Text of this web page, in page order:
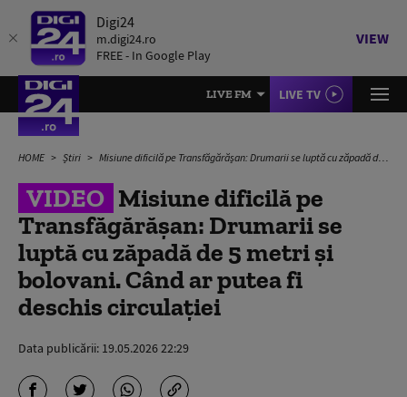
Digi24
m.digi24.ro
FREE - In Google Play
VIEW
LIVE FM LIVE TV
HOME Știri Misiune dificilă pe Transfăgărășan: Drumarii se luptă cu zăpadă de 5 metri și bolovani. Când ar putea fi deschis circulației
VIDEO Misiune dificilă pe
Transfăgărășan: Drumarii se
luptă cu zăpadă de 5 metri și
bolovani. Când ar putea fi
deschis circulației
Data publicării: 19.05.2026 22:29